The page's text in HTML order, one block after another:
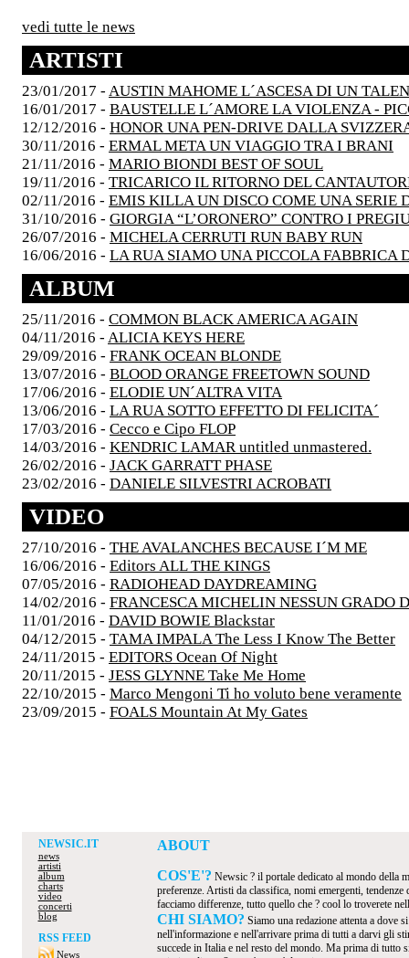
vedi tutte le news
ARTISTI
23/01/2017 - AUSTIN MAHOME L´ASCESA DI UN
16/01/2017 - BAUSTELLE L´AMORE LA VIOLENZA -
12/12/2016 - HONOR UNA PEN-DRIVE DALLA
30/11/2016 - ERMAL META UN VIAGGIO TRA I BRANI
21/11/2016 - MARIO BIONDI BEST OF SOUL
19/11/2016 - TRICARICO IL RITORNO DEL
02/11/2016 - EMIS KILLA UN DISCO COME UNA SERIE
31/10/2016 - GIORGIA “L’ORONERO” CONTRO I
26/07/2016 - MICHELA CERRUTI RUN BABY RUN
16/06/2016 - LA RUA SIAMO UNA PICCOLA FABBRICA
ALBUM
25/11/2016 - COMMON BLACK AMERICA AGAIN
04/11/2016 - ALICIA KEYS HERE
29/09/2016 - FRANK OCEAN BLONDE
13/07/2016 - BLOOD ORANGE FREETOWN SOUND
17/06/2016 - ELODIE UN´ALTRA VITA
13/06/2016 - LA RUA SOTTO EFFETTO DI FELICITA´
17/03/2016 - Cecco e Cipo FLOP
14/03/2016 - KENDRIC LAMAR untitled unmastered.
26/02/2016 - JACK GARRATT PHASE
23/02/2016 - DANIELE SILVESTRI ACROBATI
VIDEO
27/10/2016 - THE AVALANCHES BECAUSE I´M ME
16/06/2016 - Editors ALL THE KINGS
07/05/2016 - RADIOHEAD DAYDREAMING
14/02/2016 - FRANCESCA MICHELIN NESSUN GRADO
11/01/2016 - DAVID BOWIE Blackstar
04/12/2015 - TAMA IMPALA The Less I Know The Better
24/11/2015 - EDITORS Ocean Of Night
20/11/2015 - JESS GLYNNE Take Me Home
22/10/2015 - Marco Mengoni Ti ho voluto bene veramente
23/09/2015 - FOALS Mountain At My Gates
NEWSIC.IT
news
artisti
album
charts
video
concerti
blog
RSS FEED
News
ABOUT
COS'E'? Newsic ? il portale dedicato al mondo della
preferenze. Artisti da classifica, nomi emergenti, tendenze
facciamo differenze, tutto quello che ? cool lo troverete
CHI SIAMO? Siamo una redazione attenta a dove
nell'informazione e nell'arrivare prima di tutti a darvi gli
succede in Italia e nel resto del mondo. Ma prima di tutto